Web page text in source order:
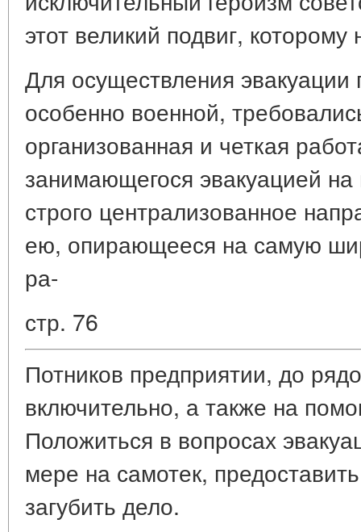
этот великий подвиг,
Для осуществления
особенно военной,
организованная и четкая
занимающегося эвакуацией на
строго централизованное
ею, опирающееся на самую
ра-
стр. 76
Потников предприятии, до
включительно, а также на
Положиться в вопросах
мере на самотек,
загубить дело.